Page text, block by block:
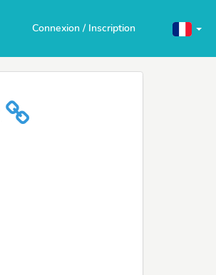
Connexion / Inscription